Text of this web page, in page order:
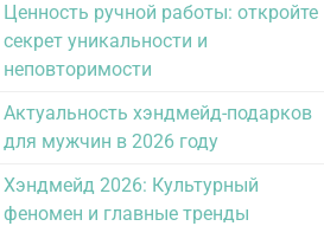
Ценность ручной работы: откройте
секрет уникальности и
неповторимости
Актуальность хэндмейд-подарков
для мужчин в 2026 году
Хэндмейд 2026: Культурный
феномен и главные тренды